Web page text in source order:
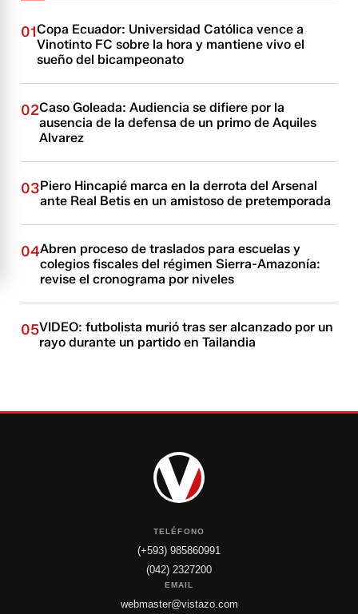
01Copa Ecuador: Universidad Católica vence a
Vinotinto FC sobre la hora y mantiene vivo el
sueño del bicampeonato
02Caso Goleada: Audiencia se difiere por la
ausencia de la defensa de un primo de Aquiles
Alvarez
03Piero Hincapié marca en la derrota del Arsenal
ante Real Betis en un amistoso de pretemporada
04Abren proceso de traslados para escuelas y
colegios fiscales del régimen Sierra-Amazonía:
revise el cronograma por niveles
05VIDEO: futbolista murió tras ser alcanzado por un
rayo durante un partido en Tailandia
TELÉFONO
(+593) 985860991
(042) 2327200
EMAIL
webmaster@vistazo.com